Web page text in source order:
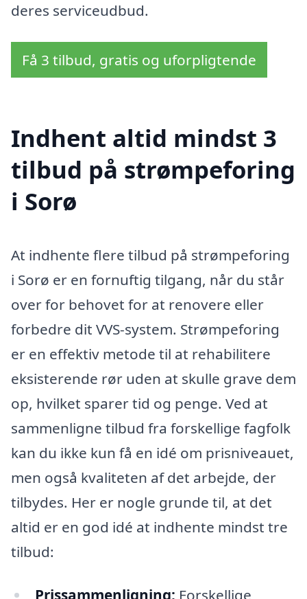
deres serviceudbud.
Få 3 tilbud, gratis og uforpligtende
Indhent altid mindst 3
tilbud på strømpeforing
i Sorø
At indhente flere tilbud på strømpeforing
i Sorø er en fornuftig tilgang, når du står
over for behovet for at renovere eller
forbedre dit VVS-system. Strømpeforing
er en effektiv metode til at rehabilitere
eksisterende rør uden at skulle grave dem
op, hvilket sparer tid og penge. Ved at
sammenligne tilbud fra forskellige fagfolk
kan du ikke kun få en idé om prisniveauet,
men også kvaliteten af det arbejde, der
tilbydes. Her er nogle grunde til, at det
altid er en god idé at indhente mindst tre
tilbud:
Prissammenligning: Forskellige